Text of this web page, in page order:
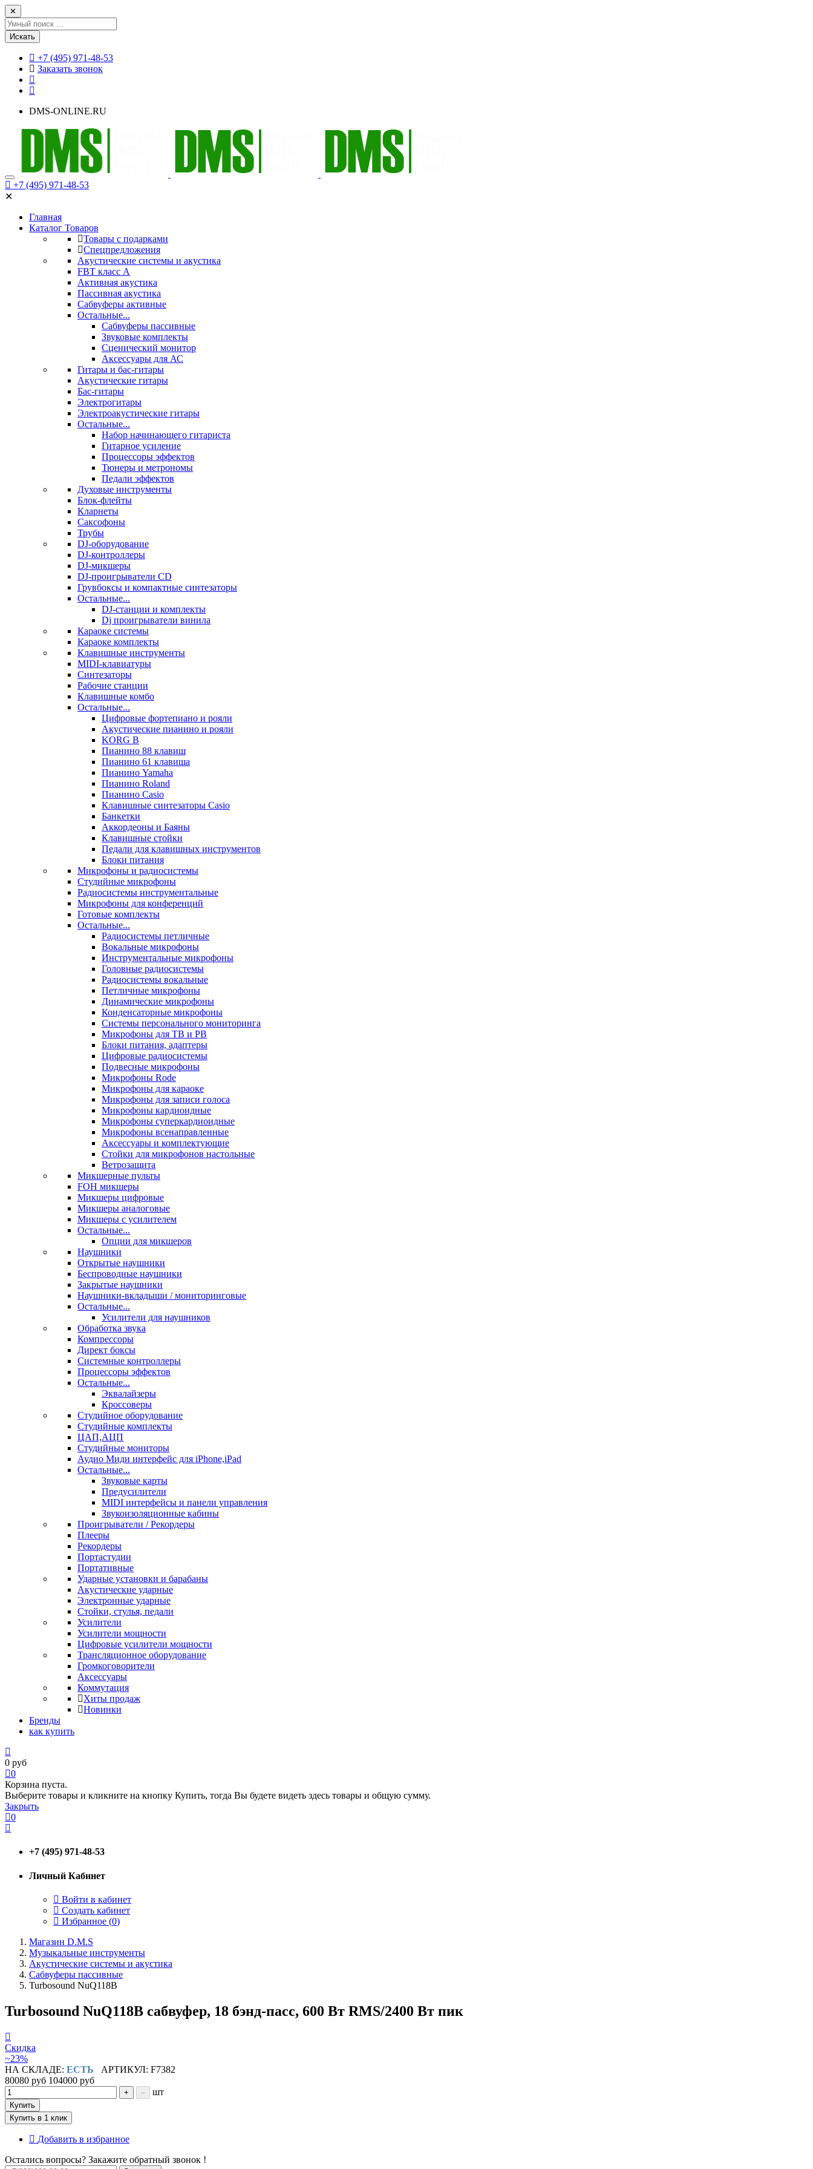
✕
Искать
+7 (495) 971-48-53
Заказать звонок
DMS-ONLINE.RU
+7 (495) 971-48-53
✕
Главная
Каталог Товаров
Товары с подарками
Спецпредложения
Акустические системы и акустика
FBT класс А
Активная акустика
Пассивная акустика
Сабвуферы активные
Остальные...
Сабвуферы пассивные
Звуковые комплекты
Сценический монитор
Аксессуары для АС
Гитары и бас-гитары
Акустические гитары
Бас-гитары
Электрогитары
Электроакустические гитары
Остальные...
Набор начинающего гитариста
Гитарное усиление
Процессоры эффектов
Тюнеры и метрономы
Педали эффектов
Духовые инструменты
Блок-флейты
Кларнеты
Саксофоны
Трубы
DJ-оборудование
DJ-контроллеры
DJ-микшеры
DJ-проигрыватели CD
Грувбоксы и компактные синтезаторы
Остальные...
DJ-станции и комплекты
Dj проигрыватели винила
Караоке системы
Караоке комплекты
Клавишные инструменты
MIDI-клавиатуры
Синтезаторы
Рабочие станции
Клавишные комбо
Остальные...
Цифровые фортепиано и рояли
Акустические пианино и рояли
KORG B
Пианино 88 клавиш
Пианино 61 клавиша
Пианино Yamaha
Пианино Roland
Пианино Casio
Клавишные синтезаторы Casio
Банкетки
Аккордеоны и Баяны
Клавишные стойки
Педали для клавишных инструментов
Блоки питания
Микрофоны и радиосистемы
Студийные микрофоны
Радиосистемы инструментальные
Микрофоны для конференций
Готовые комплекты
Остальные...
Радиосистемы петличные
Вокальные микрофоны
Инструментальные микрофоны
Головные радиосистемы
Радиосистемы вокальные
Петличные микрофоны
Динамические микрофоны
Конденсаторные микрофоны
Системы персонального мониторинга
Микрофоны для ТВ и РВ
Блоки питания, адаптеры
Цифровые радиосистемы
Подвесные микрофоны
Микрофоны Rode
Микрофоны для караоке
Микрофоны для записи голоса
Микрофоны кардиоидные
Микрофоны суперкардиоидные
Микрофоны всенаправленные
Аксессуары и комплектующие
Стойки для микрофонов настольные
Ветрозащита
Микшерные пульты
FOH микшеры
Микшеры цифровые
Микшеры аналоговые
Микшеры с усилителем
Остальные...
Опции для микшеров
Наушники
Открытые наушники
Беспроводные наушники
Закрытые наушники
Наушники-вкладыши / мониторинговые
Остальные...
Усилители для наушников
Обработка звука
Компрессоры
Директ боксы
Системные контроллеры
Процессоры эффектов
Остальные...
Эквалайзеры
Кроссоверы
Студийное оборудование
Студийные комплекты
ЦАП,АЦП
Студийные мониторы
Аудио Миди интерфейс для iPhone,iPad
Остальные...
Звуковые карты
Предусилители
MIDI интерфейсы и панели управления
Звукоизоляционные кабины
Проигрыватели / Рекордеры
Плееры
Рекордеры
Портастудии
Портативные
Ударные установки и барабаны
Акустические ударные
Электронные ударные
Стойки, стулья, педали
Усилители
Усилители мощности
Цифровые усилители мощности
Трансляционное оборудование
Громкоговорители
Аксессуары
Коммутация
Хиты продаж
Новинки
Бренды
как купить
0 руб
0
Корзина пуста.
Выберите товары и кликните на кнопку Купить, тогда Вы будете видеть здесь товары и общую сумму.
Закрыть
0
+7 (495) 971-48-53
Личный Кабинет
Войти в кабинет
Создать кабинет
Избранное (0)
Магазин D.M.S
Музыкальные инструменты
Акустические системы и акустика
Сабвуферы пассивные
Turbosound NuQ118B
Turbosound NuQ118B сабвуфер, 18 бэнд-пасс, 600 Вт RMS/2400 Вт пик
Скидка
~23%
НА СКЛАДЕ: ЕСТЬ АРТИКУЛ: F7382
80080 руб 104000 руб
+ – шт
Купить
Купить в 1 клик
Добавить в избранное
Остались вопросы? Закажите обратный звонок !